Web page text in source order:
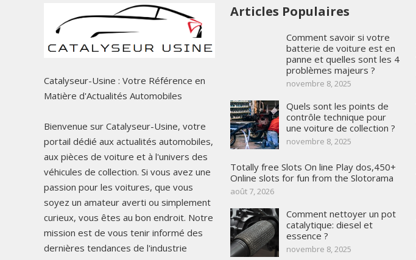
Catalyseur-Usine : Votre Référence en
Matière d'Actualités Automobiles
Bienvenue sur Catalyseur-Usine, votre
portail dédié aux actualités automobiles,
aux pièces de voiture et à l'univers des
véhicules de collection. Si vous avez une
passion pour les voitures, que vous
soyez un amateur averti ou simplement
curieux, vous êtes au bon endroit. Notre
mission est de vous tenir informé des
dernières tendances de l'industrie
Articles Populaires
Comment savoir si votre
batterie de voiture est en
panne et quelles sont les 4
problèmes majeurs ?
novembre 8, 2025
Quels sont les points de
contrôle technique pour
une voiture de collection ?
novembre 8, 2025
Totally free Slots On line Play dos,450+
Online slots for fun from the Slotorama
août 7, 2026
Comment nettoyer un pot
catalytique: diesel et
essence ?
novembre 8, 2025